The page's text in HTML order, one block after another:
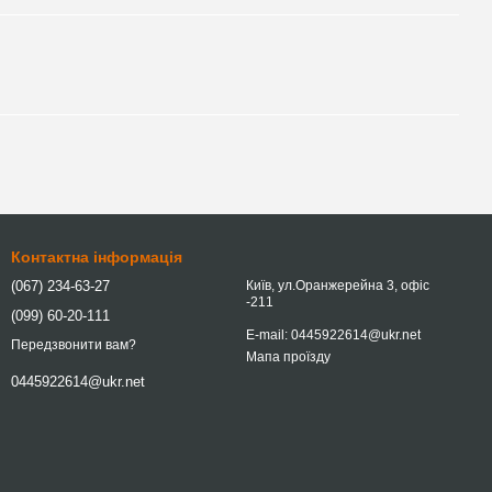
Контактна інформація
(067) 234-63-27
(099) 60-20-111
Передзвонити вам?
0445922614@ukr.net
Київ, ул.Оранжерейна 3, офіс
-211
E-mail: 0445922614@ukr.net
Мапа проїзду